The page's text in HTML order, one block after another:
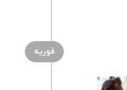
فوریه